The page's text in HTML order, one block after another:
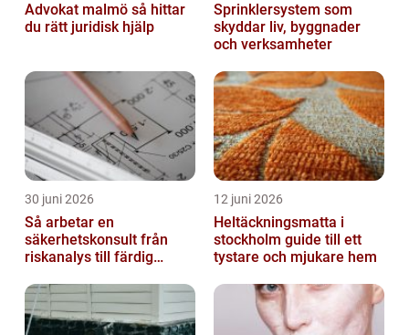
Advokat malmö så hittar
du rätt juridisk hjälp
Sprinklersystem som
skyddar liv, byggnader
och verksamheter
30 juni 2026
Så arbetar en
säkerhetskonsult från
riskanalys till färdig
12 juni 2026
Heltäckningsmatta i
stockholm guide till ett
tystare och mjukare hem